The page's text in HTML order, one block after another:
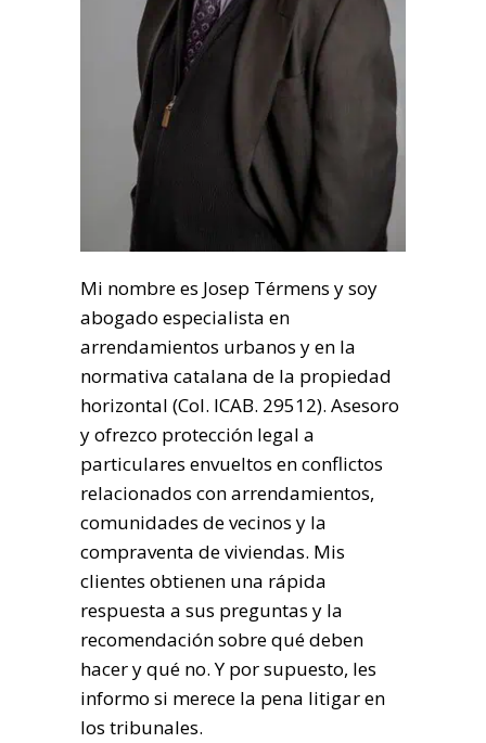
Mi nombre es Josep Térmens y soy
abogado especialista en
arrendamientos urbanos y en la
normativa catalana de la propiedad
horizontal (Col. ICAB. 29512). Asesoro
y ofrezco protección legal a
particulares envueltos en conflictos
relacionados con arrendamientos,
comunidades de vecinos y la
compraventa de viviendas. Mis
clientes obtienen una rápida
respuesta a sus preguntas y la
recomendación sobre qué deben
hacer y qué no. Y por supuesto, les
informo si merece la pena litigar en
los tribunales.